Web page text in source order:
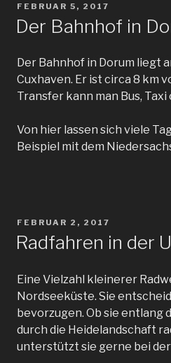
VERÖFFENTLICHT
FEBRUAR 5, 2017
Der Bahnhof in
Der Bahnhof in Dorum liegt
Cuxhaven. Er ist circa 8 km
Transfer kann man Bus,
Von hier lassen sich viele
Beispiel mit dem
VERÖFFENTLICHT
FEBRUAR 2, 2017
Radfahren in der
Eine Vielzahl kleinerer
Nordseeküste. Sie
bevorzugen. Ob sie entlang
durch die Heidelandschaft
unterstützt sie gerne bei der